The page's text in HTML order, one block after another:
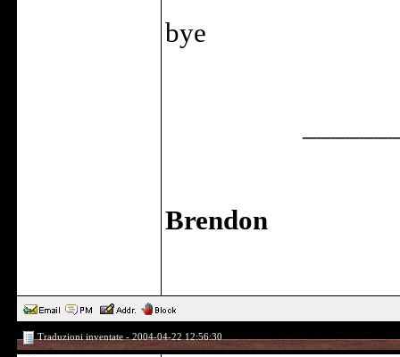
bye
Brendon
Traduzioni inventate - 2004-04-22 12:56:30